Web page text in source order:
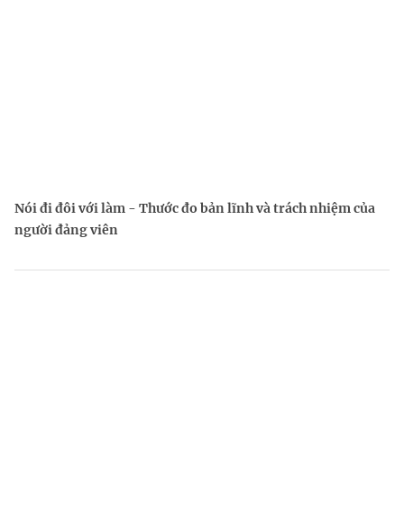
Nói đi đôi với làm - Thước đo bản lĩnh và trách nhiệm của
người đảng viên